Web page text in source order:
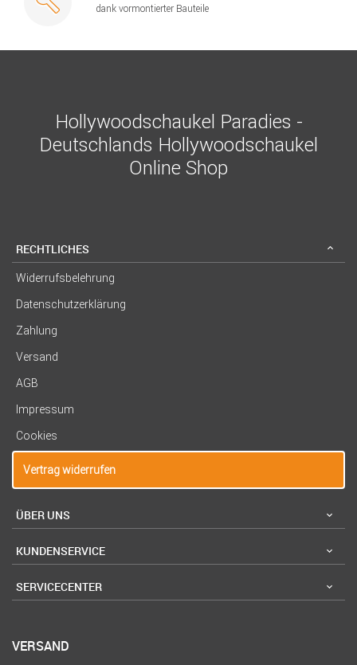
dank vormontierter Bauteile
Hollywoodschaukel Paradies -
Deutschlands Hollywoodschaukel
Online Shop
RECHTLICHES
Widerrufsbelehrung
Datenschutzerklärung
Zahlung
Versand
AGB
Impressum
Cookies
Vertrag widerrufen
ÜBER UNS
KUNDENSERVICE
SERVICECENTER
VERSAND